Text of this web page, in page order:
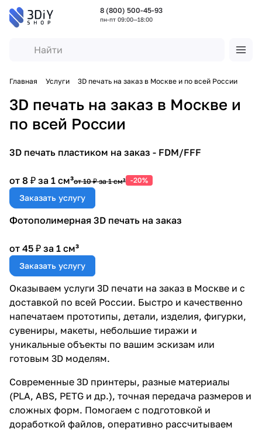
8 (800) 500-45-93
пн-пт 09:00—18:00
Главная Услуги 3D печать на заказ в Москве и по всей России
3D печать на заказ в Москве и
по всей России
3D печать пластиком на заказ - FDM/FFF
от 8 ₽ за 1 см³от 10 ₽ за 1 см³ -20%
Заказать услугу
Фотополимерная 3D печать на заказ
от 45 ₽ за 1 см³
Заказать услугу
Оказываем услуги 3D печати на заказ в Москве и с
доставкой по всей России. Быстро и качественно
напечатаем прототипы, детали, изделия, фигурки,
сувениры, макеты, небольшие тиражи и
уникальные объекты по вашим эскизам или
готовым 3D моделям.
Современные 3D принтеры, разные материалы
(PLA, ABS, PETG и др.), точная передача размеров и
сложных форм. Помогаем с подготовкой и
доработкой файлов, оперативно рассчитываем